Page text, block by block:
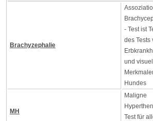
Brachyzephalie
- Test ist
des Tests
und
Hundes
MH
Maligne
Test für